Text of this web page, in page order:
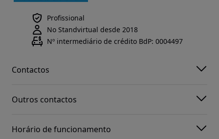
Profissional
No Standvirtual desde 2018
Nº intermediário de crédito BdP: 0004497
Contactos
Outros contactos
Horário de funcionamento